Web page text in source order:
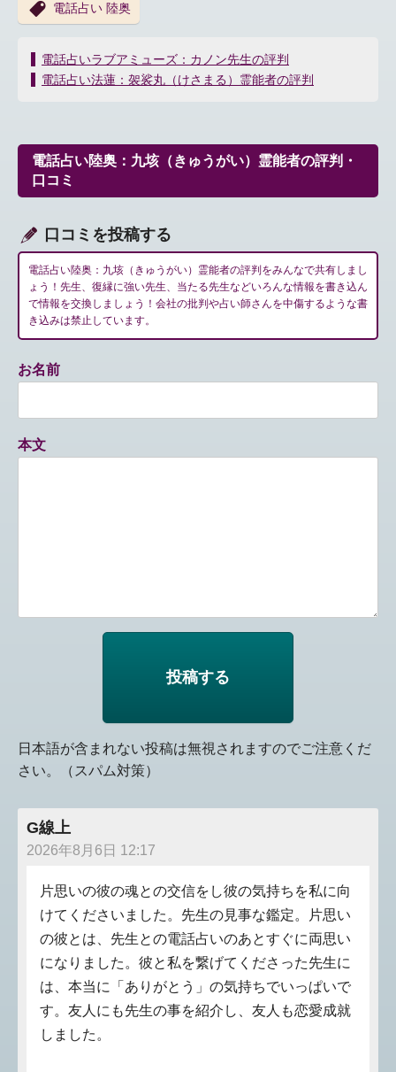
電話占い 陸奥
投
稿
ー
シ
ョ
電話占いラブアミューズ：カノン先生の評判
電話占い法蓮：袈裟丸（けさまる）霊能者の評判
電話占い陸奥：九垓（きゅうがい）霊能者の評判・
口コミ
口コミを投稿する
電話占い陸奥：九垓（きゅうがい）霊能者の評判をみんなで共有しまし
ょう！先生、復縁に強い先生、当たる先生などいろんな情報を書き込ん
で情報を交換しましょう！会社の批判や占い師さんを中傷するような書
き込みは禁止しています。
お名前
本文
日本語が含まれない投稿は無視されますのでご注意くだ
さい。（スパム対策）
G線上
2026年8月6日 12:17
片思いの彼の魂との交信をし彼の気持ちを私に向
けてくださいました。先生の見事な鑑定。片思い
の彼とは、先生との電話占いのあとすぐに両思い
になりました。彼と私を繋げてくださった先生に
は、本当に「ありがとう」の気持ちでいっぱいで
す。友人にも先生の事を紹介し、友人も恋愛成就
しました。